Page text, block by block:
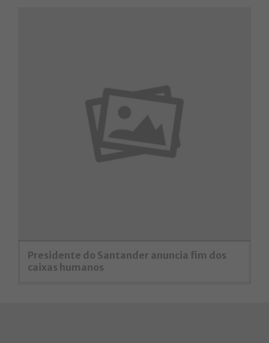
Presidente do Santander anuncia fim dos
caixas humanos